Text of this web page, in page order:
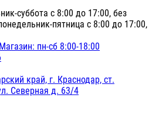
суббота с 8:00 до 17:00, без
пятница с 8:00 до 17:00,
пн-сб 8:00-18:00
край, г. Краснодар, ст.
Северная д. 63/4